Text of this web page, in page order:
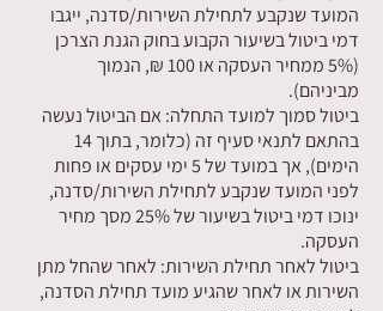
המועד שנקבע לתחילת השירות/סדנה, ייגבו
דמי ביטול בשיעור הקבוע בחוק הגנת הצרכן
(5% ממחיר העסקה או 100 ₪, הנמוך
מביניהם).
ביטול סמוך למועד התחלה: אם הביטול נעשה
בהתאם לתנאי סעיף זה (כלומר, בתוך 14
הימים), אך במועד של 5 ימי עסקים או פחות
לפני המועד שנקבע לתחילת השירות/סדנה,
ינוכו דמי ביטול בשיעור של 25% מסך מחיר
העסקה.
ביטול לאחר תחילת השירות: לאחר שהחל מתן
השירות או לאחר שהגיע מועד תחילת הסדנה,